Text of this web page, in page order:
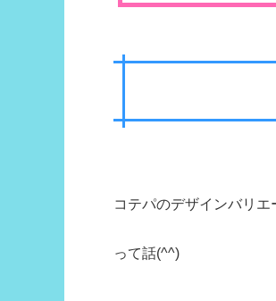
コテパのデザインバリ
って話(^^)